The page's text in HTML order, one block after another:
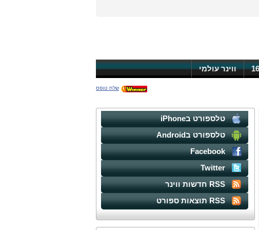
ווינר עולמי
שלח טופס
טלספורט בiPhone
טלספורט בAndroid
Facebook
Twitter
RSS חדשות ווינר
RSS תוצאות ספורט